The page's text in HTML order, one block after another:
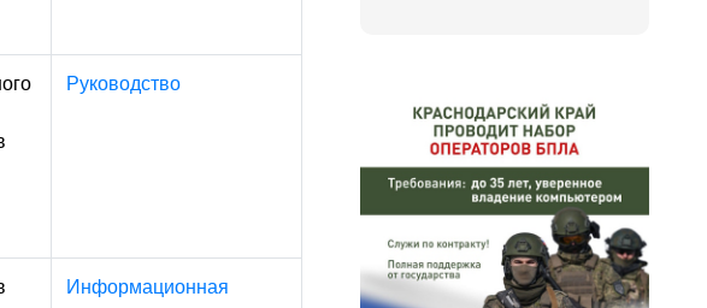
Руководство
Информационная